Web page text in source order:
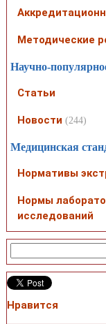
Методические
Научно-
Статьи
Новости (244)
Медицинская
Нормативы
Нормы
исследований
Нравится